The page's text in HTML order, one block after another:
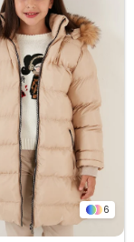
6